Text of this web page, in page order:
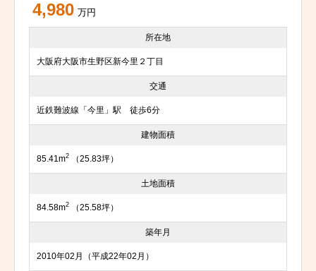
4,980 万円
所在地
大阪府大阪市生野区新今里２丁目
交通
近鉄難波線「今里」駅 徒歩6分
建物面積
85.41m2 （25.83坪）
土地面積
84.58m2 （25.58坪）
築年月
2010年02月（平成22年02月）